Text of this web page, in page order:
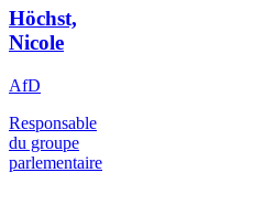
Höchst,
Nicole
AfD
Responsable
du groupe
parlementaire